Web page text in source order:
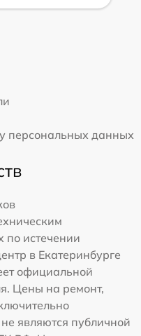
персональных данных
по истечении
в Екатеринбурге
официальной
Цены на ремонт,
являются публичной